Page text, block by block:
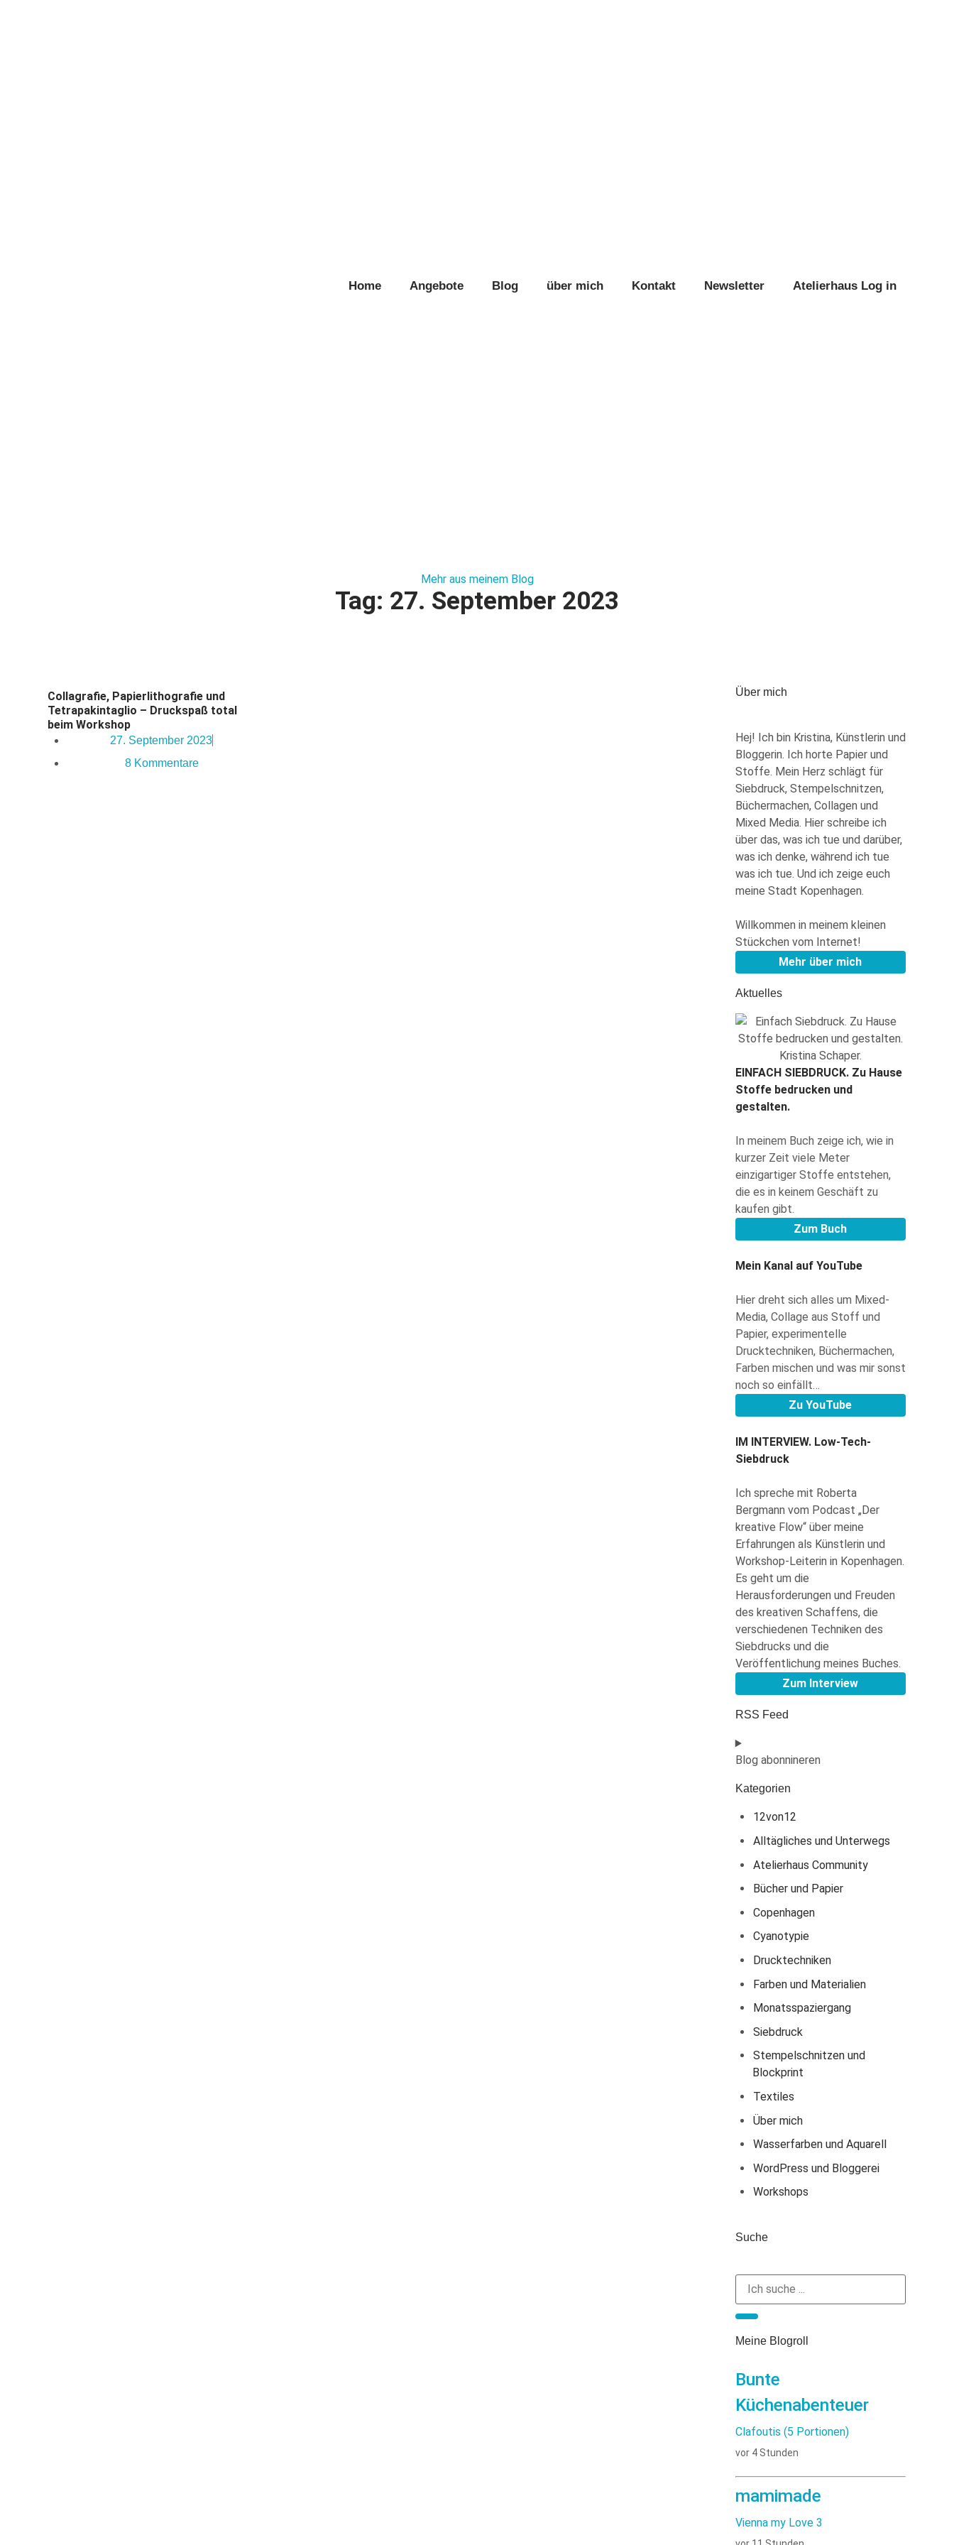
Home Angebote Blog über mich Kontakt Newsletter Atelierhaus Log in
Mehr aus meinem Blog
Tag: 27. September 2023
Collagrafie, Papierlithografie und
Tetrapakintaglio – Druckspaß total
beim Workshop
27. September 2023
8 Kommentare
Über mich
Hej! Ich bin Kristina, Künstlerin und
Bloggerin. Ich horte Papier und
Stoffe. Mein Herz schlägt für
Siebdruck, Stempelschnitzen,
Büchermachen, Collagen und
Mixed Media. Hier schreibe ich
über das, was ich tue und darüber,
was ich denke, während ich tue
was ich tue. Und ich zeige euch
meine Stadt Kopenhagen.
Willkommen in meinem kleinen
Stückchen vom Internet!
Mehr über mich
Aktuelles
EINFACH SIEBDRUCK.Zu Hause
Stoffe bedrucken und
gestalten.
In meinem Buch zeige ich, wie in
kurzer Zeit viele Meter
einzigartiger Stoffe entstehen,
die es in keinem Geschäft zu
kaufen gibt.
Zum Buch
Mein Kanal auf YouTube
Hier dreht sich alles um Mixed-
Media, Collage aus Stoff und
Papier, experimentelle
Drucktechniken, Büchermachen,
Farben mischen und was mir sonst
noch so einfällt…
Zu YouTube
IM INTERVIEW.Low-Tech-
Siebdruck
Ich spreche mit Roberta
Bergmann vom Podcast „Der
kreative Flow“ über meine
Erfahrungen als Künstlerin und
Workshop-Leiterin in Kopenhagen.
Es geht um die
Herausforderungen und Freuden
des kreativen Schaffens, die
verschiedenen Techniken des
Siebdrucks und die
Veröffentlichung meines Buches.
Zum Interview
RSS Feed
Blog abonnineren
Kategorien
12von12
Alltägliches und Unterwegs
Atelierhaus Community
Bücher und Papier
Copenhagen
Cyanotypie
Drucktechniken
Farben und Materialien
Monatsspaziergang
Siebdruck
Stempelschnitzen und
Blockprint
Textiles
Über mich
Wasserfarben und Aquarell
WordPress und Bloggerei
Workshops
Suche
Meine Blogroll
Bunte
Küchenabenteuer
Clafoutis (5 Portionen)
vor 4 Stunden
mamimade
Vienna my Love 3